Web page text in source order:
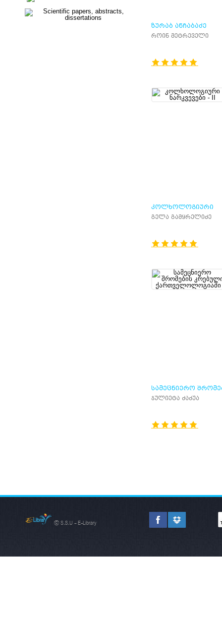
ᲖᲣᲠᲐᲑ ᲐᲜᲩᲐᲑᲐᲫᲔ
როინ მეტრეველი
ᲙᲝᲚᲮᲝᲚᲝᲒᲘᲣᲠᲘ
ᲜᲐᲠᲙᲕᲔᲕᲔᲑᲘ - II
გელა გამყრელიძე
ᲡᲐᲛᲔᲪᲜᲘᲔᲠᲝ
ᲙᲠᲔᲑᲣᲚᲘ
ჯულიეტა ძაძუა
© S.S.U - E-Library